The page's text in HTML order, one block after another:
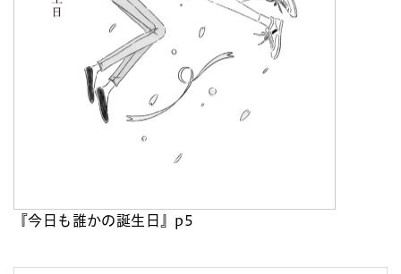
『今日も誰かの誕生日』p5